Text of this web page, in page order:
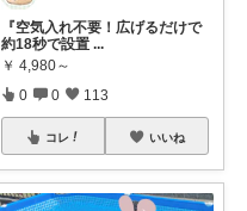
『空気入れ不要！広げるだけで
約18秒で設置 ...
￥ 4,980～
0 0 113
コレ いいね